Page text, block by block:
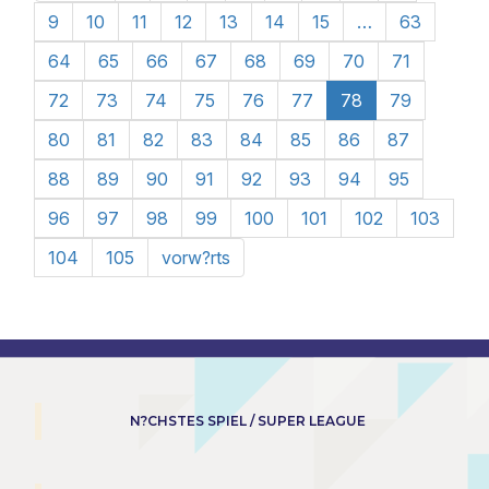
9 10 11 12 13 14 15 …
63
64
65 66 67 68 69 70
71
72
73 74 75 76 77 78
79
80
81 82 83 84 85 86
87
88
89 90 91 92 93 94
95
96
97 98 99 100 101 102
103
104
105 vorw?rts
N?CHSTES SPIEL / SUPER LEAGUE